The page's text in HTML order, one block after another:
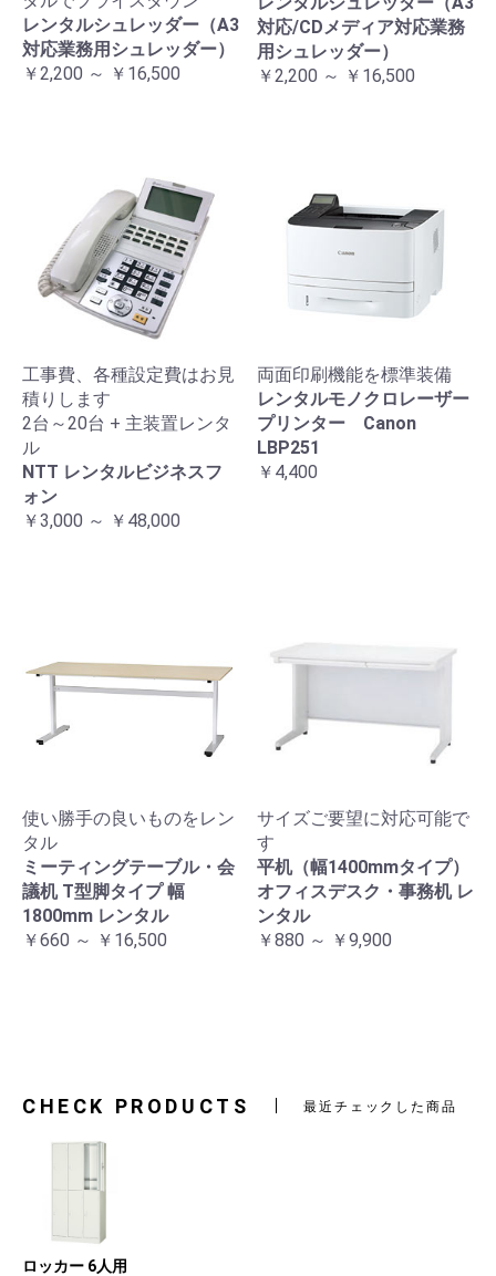
レンタルシュレッダー（A3
対応業務用シュレッダー）
￥2,200 ～ ￥16,500
対応/CDメディア対応業務
用シュレッダー）
￥2,200 ～ ￥16,500
工事費、各種設定費はお見
積りします
2台～20台 + 主装置レンタ
ル
NTT レンタルビジネスフ
ォン
￥3,000 ～ ￥48,000
両面印刷機能を標準装備
レンタルモノクロレーザー
プリンター Canon
LBP251
￥4,400
使い勝手の良いものをレン
タル
ミーティングテーブル・会
議机 T型脚タイプ 幅
1800mm レンタル
￥660 ～ ￥16,500
サイズご要望に対応可能で
す
平机（幅1400mmタイプ）
オフィスデスク・事務机 レ
ンタル
￥880 ～ ￥9,900
CHECK PRODUCTS 最近チェックした商品
ロッカー 6人用